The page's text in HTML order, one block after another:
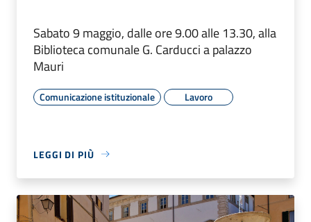
Sabato 9 maggio, dalle ore 9.00 alle 13.30, alla
Biblioteca comunale G. Carducci a palazzo
Mauri
Comunicazione istituzionale Lavoro
LEGGI DI PIÙ